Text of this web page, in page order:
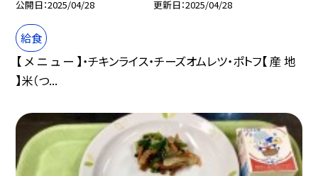
公開日 2025/04/28 更新日 2025/04/28
給食
【 メ ニ ュ ー 】・チキンライス・チーズオムレツ・ポトフ【 産 地
】米（つ...